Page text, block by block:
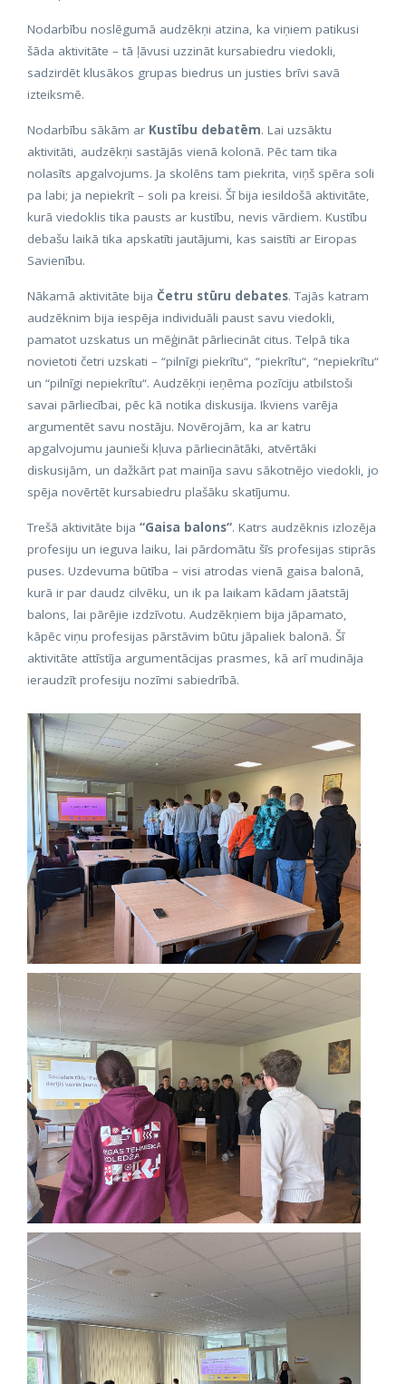
Nodarbību noslēgumā audzēkņi atzina, ka viņiem patikusi
šāda aktivitāte – tā ļāvusi uzzināt kursabiedru viedokli,
sadzirdēt klusākos grupas biedrus un justies brīvi savā
izteiksmē.
Nodarbību sākām ar Kustību debatēm. Lai uzsāktu
aktivitāti, audzēkņi sastājās vienā kolonā. Pēc tam tika
nolasīts apgalvojums. Ja skolēns tam piekrita, viņš spēra soli
pa labi; ja nepiekrīt – soli pa kreisi. Šī bija iesildošā aktivitāte,
kurā viedoklis tika pausts ar kustību, nevis vārdiem. Kustību
debašu laikā tika apskatīti jautājumi, kas saistīti ar Eiropas
Savienību.
Nākamā aktivitāte bija Četru stūru debates. Tajās katram
audzēknim bija iespēja individuāli paust savu viedokli,
pamatot uzskatus un mēģināt pārliecināt citus. Telpā tika
novietoti četri uzskati – “pilnīgi piekrītu“, “piekrītu“, “nepiekrītu“
un “pilnīgi nepiekrītu“. Audzēkņi ieņēma pozīciju atbilstoši
savai pārliecībai, pēc kā notika diskusija. Ikviens varēja
argumentēt savu nostāju. Novērojām, ka ar katru
apgalvojumu jaunieši kļuva pārliecinātāki, atvērtāki
diskusijām, un dažkārt pat mainīja savu sākotnējo viedokli, jo
spēja novērtēt kursabiedru plašāku skatījumu.
Trešā aktivitāte bija “Gaisa balons“. Katrs audzēknis izlozēja
profesiju un ieguva laiku, lai pārdomātu šīs profesijas stiprās
puses. Uzdevuma būtība – visi atrodas vienā gaisa balonā,
kurā ir par daudz cilvēku, un ik pa laikam kādam jāatstāj
balons, lai pārējie izdzīvotu. Audzēkņiem bija jāpamato,
kāpēc viņu profesijas pārstāvim būtu jāpaliek balonā. Šī
aktivitāte attīstīja argumentācijas prasmes, kā arī mudināja
ieraudzīt profesiju nozīmi sabiedrībā.